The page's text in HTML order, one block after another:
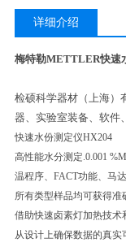
详细介绍
梅特勒METTLER快速
检硕科学器材（上海）
器、实验室装备、软件
快速水份测定仪HX204
高性能水分测定.0.001
温程序、FACT功能、马
所有类型样品均可获得准
借助快速卤素灯加热技术
从设计上确保数据的真实